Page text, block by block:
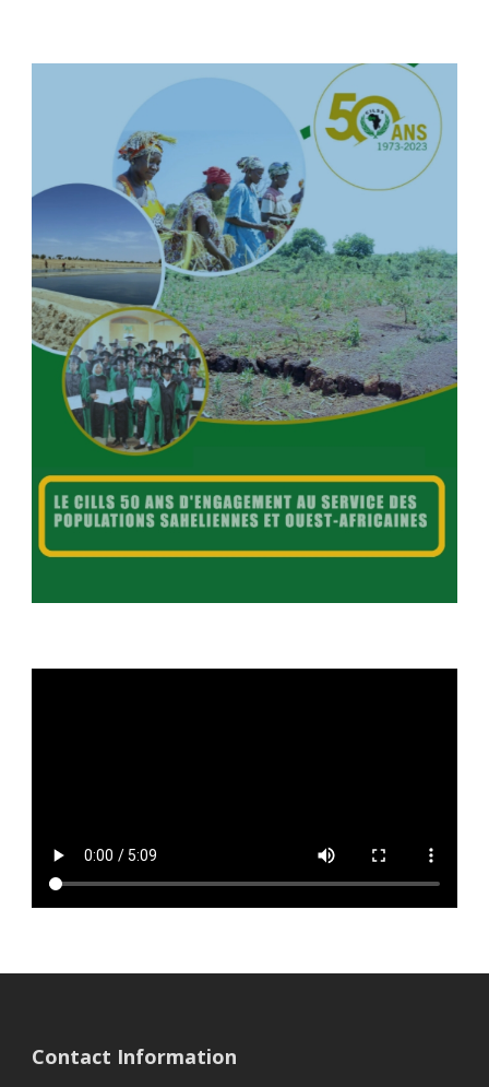
Contact Information